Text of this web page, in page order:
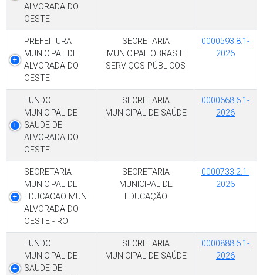
ALVORADA DO
OESTE
PREFEITURA
MUNICIPAL DE
ALVORADA DO
OESTE
SECRETARIA
MUNICIPAL OBRAS E
SERVIÇOS PÚBLICOS
0000593.8.1-
2026
FUNDO
MUNICIPAL DE
SAUDE DE
ALVORADA DO
OESTE
SECRETARIA
MUNICIPAL DE SAÚDE
0000668.6.1-
2026
SECRETARIA
MUNICIPAL DE
EDUCACAO MUN
ALVORADA DO
OESTE - RO
SECRETARIA
MUNICIPAL DE
EDUCAÇÃO
0000733.2.1-
2026
FUNDO
MUNICIPAL DE
SAUDE DE
SECRETARIA
MUNICIPAL DE SAÚDE
0000888.6.1-
2026